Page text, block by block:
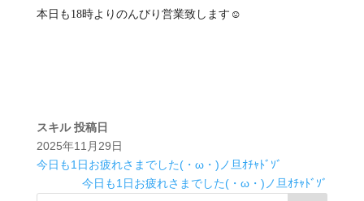
本日も18時よりのんびり営業致します☺️
スキル 投稿日
2025年11月29日
今日も1日お疲れさまでした(・ω・)ノ旦ｵﾁｬﾄﾞｿﾞ
今日も1日お疲れさまでした(・ω・)ノ旦ｵﾁｬﾄﾞｿﾞ